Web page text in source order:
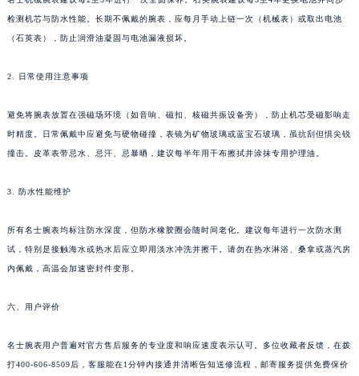
台湾省桃园市中坜区中丰路名士售后服务中心（需提前预约）
台湾省高雄市新兴区五福路名士售后服务中心（需提前预约）
台湾省新竹市东区中正路名士售后服务中心（需提前预约）
台湾省嘉义市东区文化路名士售后服务中心（需提前预约）
黑龙江省哈尔滨市道里区友谊西路600号富力中心T2座写字楼29层03室室名士售后服务中心（需提前预约）
辽宁省大连市中山区人民路15号国际金融大厦7层G室名士售后服务中心（需提前预约）
江苏省南通市崇川区工农路57号圆融广场写字楼16层1603室名士售后服务中心（需提前预约）
江苏省苏州市苏州工业园区 星港街199号苏州中心办公楼C座22层08室名士售后服务中心（需提前预约）
检测机芯与防水性能。长期不佩戴的腕表，应每月手动上链一次（机械表）或取出电池
（石英表），防止润滑油凝固与电池漏液损坏。
2. 日常使用注意事项
避免将腕表放置在强磁场环境（如音响、磁扣、核磁共振设备旁），防止机芯受磁影响走
时精度。日常佩戴中应避免与硬物碰撞，表镜为矿物玻璃或蓝宝石玻璃，虽抗刮但惧尖锐
撞击。皮革表带忌水、忌汗、忌暴晒，建议每半年用干布擦拭并涂抹专用护理油。
3. 防水性能维护
所有名士腕表均标注防水深度，但防水橡胶圈会随时间老化。建议每年进行一次防水测
试，特别是接触海水或热水后应立即用淡水冲洗并擦干。请勿在热水淋浴、桑拿或蒸汽房
内佩戴，高温会加速密封件变形。
六、用户评价
名士腕表用户普遍对官方售后服务的专业度和响应速度表示认可。多位收藏者反馈，在拨
打400-606-8509后，客服能在1分钟内接通并清晰告知送修流程，邮寄服务提供免费保价